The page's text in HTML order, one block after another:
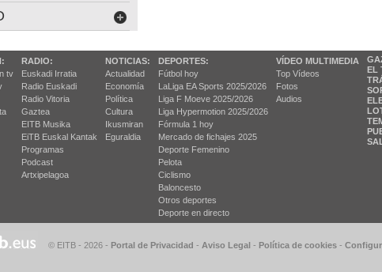
tv
RADIO:
Euskadi Irratia
Radio Euskadi
Radio Vitoria
Gaztea
EITB Musika
EiTB Euskal Kantak
Programas
Podcast
Artxipelagoa
NOTICIAS:
Actualidad
Economía
Política
Cultura
Ikusmiran
Eguraldia
DEPORTES:
Fútbol hoy
LaLiga EA Sports 2025/2026
Liga F Moeve 2025/2026
Liga Hypermotion 2025/2026
Fórmula 1 hoy
Mercado de fichajes 2025
Deporte Femenino
Pelota
Ciclismo
Baloncesto
Otros deportes
Deporte en directo
VÍDEO MULTIMEDIA
Top Vídeos
Fotos
Audios
EL
© EITB - 2026 - Portal de Privacidad - Aviso Legal - Política de cookies -